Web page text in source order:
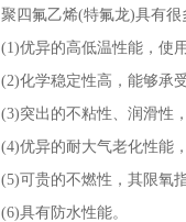
聚四氟乙烯(特氟龙)具有
(1)优异的高低温性能，使
(2)化学稳定性高，能够承
(3)突出的不粘性、润滑性
(4)优异的耐大气老化性能
(5)可贵的不燃性，其限氧
(6)具有防水性能。